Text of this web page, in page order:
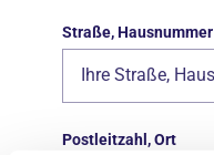
Straße, Hausnummer
Postleitzahl, Ort